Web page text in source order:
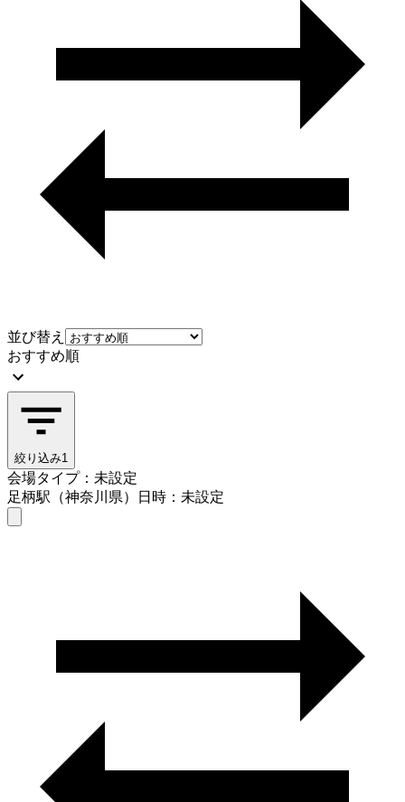
並び替え
おすすめ順
絞り込み1
会場タイプ：未設定
足柄駅（神奈川県）
日時：未設定